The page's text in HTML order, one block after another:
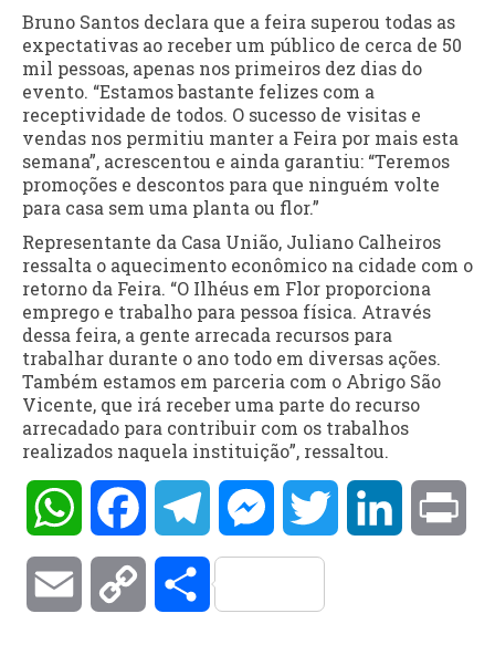
Bruno Santos declara que a feira superou todas as
expectativas ao receber um público de cerca de 50
mil pessoas, apenas nos primeiros dez dias do
evento. “Estamos bastante felizes com a
receptividade de todos. O sucesso de visitas e
vendas nos permitiu manter a Feira por mais esta
semana”, acrescentou e ainda garantiu: “Teremos
promoções e descontos para que ninguém volte
para casa sem uma planta ou flor.”
Representante da Casa União, Juliano Calheiros
ressalta o aquecimento econômico na cidade com o
retorno da Feira. “O Ilhéus em Flor proporciona
emprego e trabalho para pessoa física. Através
dessa feira, a gente arrecada recursos para
trabalhar durante o ano todo em diversas ações.
Também estamos em parceria com o Abrigo São
Vicente, que irá receber uma parte do recurso
arrecadado para contribuir com os trabalhos
realizados naquela instituição”, ressaltou.
WhatsAppFacebookTelegramMessengerTwitter LinkedIn
Email Copy Compartilhar